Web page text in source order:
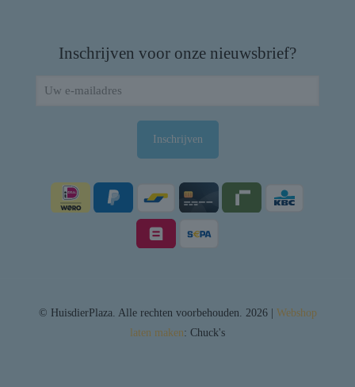
Inschrijven voor onze nieuwsbrief?
© HuisdierPlaza. Alle rechten voorbehouden. 2026 | Webshop
laten maken: Chuck's